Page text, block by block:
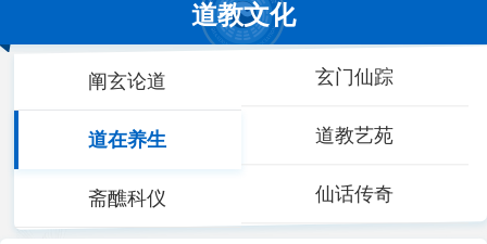
道教文化
阐玄论道 玄门仙踪
道在养生 道教艺苑
斋醮科仪 仙话传奇